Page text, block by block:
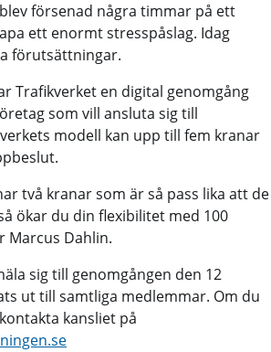
försenad några timmar på ett
ett enormt stresspåslag. Idag
förutsättningar.
Trafikverket en digital genomgång
som vill ansluta sig till
modell kan upp till fem kranar
två kranar som är så pass lika att de
ökar du din flexibilitet med 100
Marcus Dahlin.
sig till genomgången den 12
ut till samtliga medlemmar. Om du
kansliet på